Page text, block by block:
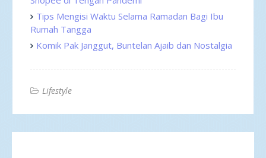
Tips Mengisi Waktu Selama Ramadan Bagi Ibu
Rumah Tangga
Komik Pak Janggut, Buntelan Ajaib dan Nostalgia
Lifestyle